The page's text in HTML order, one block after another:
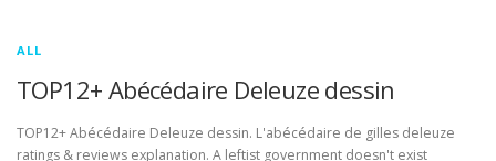
ALL
TOP12+ Abécédaire Deleuze dessin
TOP12+ Abécédaire Deleuze dessin. L'abécédaire de gilles deleuze
ratings & reviews explanation. A leftist government doesn't exist